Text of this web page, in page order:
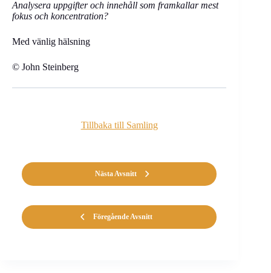
Analysera uppgifter och innehåll som framkallar mest
fokus och koncentration?
Med vänlig hälsning
© John Steinberg
Föregående Avsnitt
Tillbaka till Samling
Nästa Avsnitt